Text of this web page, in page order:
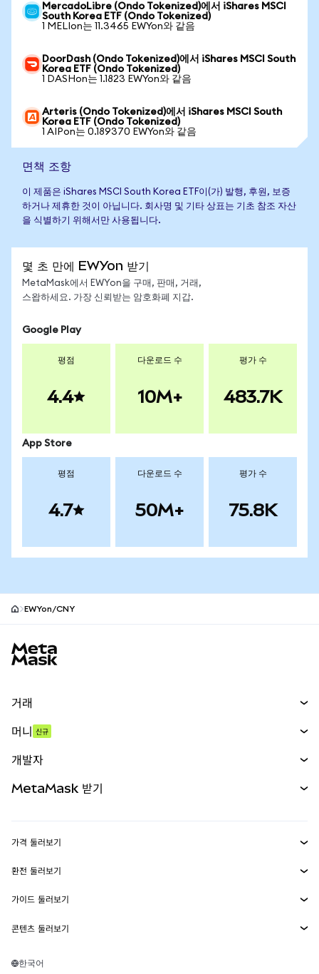
MercadoLibre (Ondo Tokenized)에서 iShares MSCI
South Korea ETF (Ondo Tokenized)
1 MELIon는 11.3465 EWYon와 같음
DoorDash (Ondo Tokenized)에서 iShares MSCI South
Korea ETF (Ondo Tokenized)
1 DASHon는 1.1823 EWYon와 같음
Arteris (Ondo Tokenized)에서 iShares MSCI South
Korea ETF (Ondo Tokenized)
1 AIPon는 0.189370 EWYon와 같음
면책 조항
이 제품은 iShares MSCI South Korea ETF이(가) 발행, 후원, 보증
하거나 제휴한 것이 아닙니다. 회사명 및 기타 상표는 기초 참조 자산
을 식별하기 위해서만 사용됩니다.
몇 초 만에 EWYon 받기
MetaMask에서 EWYon을 구매, 판매, 거래,
스왑하세요. 가장 신뢰받는 암호화폐 지갑.
Google Play
평점
4.4
다운로드 수
10M+
평가 수
483.7K
App Store
평점
4.7
다운로드 수
50M+
평가 수
75.8K
EWYon/CNY
거래
무기한 선물
실물자산
머니 신규
개발자
MetaMask Connect
Snaps
웹3 서비스
MetaMask 받기
보안
고객 지원
채용
가격 둘러보기
이더리움 가격
솔라나 가격
테더 가격
환전 둘러보기
ETH를 USD로 환전
USDT를 INR로 환전
BTC를 INR로 환전
가이드 둘러보기
ETH 매수
콘텐츠 둘러보기
솔라나 지갑
한국어